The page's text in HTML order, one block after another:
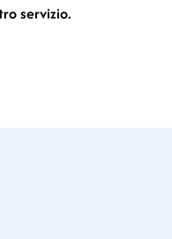
servizio.